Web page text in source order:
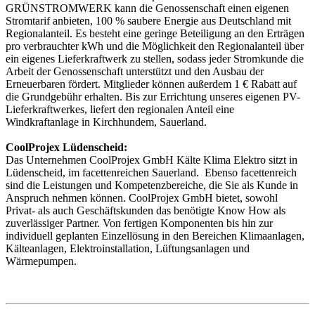
GRÜNSTROMWERK kann die Genossenschaft einen eigenen
Stromtarif anbieten, 100 % saubere Energie aus Deutschland mit
Regionalanteil. Es besteht eine geringe Beteiligung an den Erträgen
pro verbrauchter kWh und die Möglichkeit den Regionalanteil über
ein eigenes Lieferkraftwerk zu stellen, sodass jeder Stromkunde die
Arbeit der Genossenschaft unterstützt und den Ausbau der
Erneuerbaren fördert. Mitglieder können außerdem 1 € Rabatt auf
die Grundgebühr erhalten. Bis zur Errichtung unseres eigenen PV-
Lieferkraftwerkes, liefert den regionalen Anteil eine
Windkraftanlage in Kirchhundem, Sauerland.
CoolProjex Lüdenscheid:
Das Unternehmen CoolProjex GmbH Kälte Klima Elektro sitzt in
Lüdenscheid, im facettenreichen Sauerland. Ebenso facettenreich
sind die Leistungen und Kompetenzbereiche, die Sie als Kunde in
Anspruch nehmen können. CoolProjex GmbH bietet, sowohl
Privat- als auch Geschäftskunden das benötigte Know How als
zuverlässiger Partner. Von fertigen Komponenten bis hin zur
individuell geplanten Einzellösung in den Bereichen Klimaanlagen,
Kälteanlagen, Elektroinstallation, Lüftungsanlagen und
Wärmepumpen.